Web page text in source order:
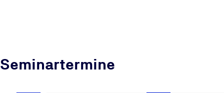
Seminartermine